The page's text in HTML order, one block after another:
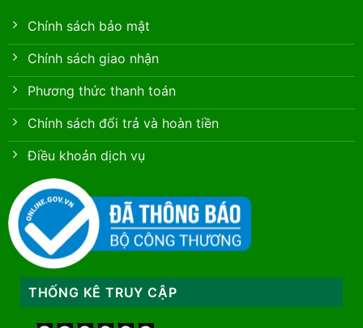
Chính sách bảo mật
Chính sách giao nhận
Phương thức thanh toán
Chính sách đổi trả và hoàn tiền
Điều khoản dịch vụ
THỐNG KÊ TRUY CẬP